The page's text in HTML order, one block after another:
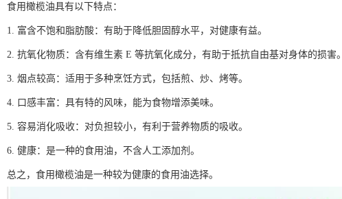
食用橄榄油具有以下特点：
1. 富含不饱和脂肪酸：有助于降低胆固醇水平，对健康有益。
2. 抗氧化物质：含有维生素 E 等抗氧化成分，有助于抵抗自由基对身体的损害。
3. 烟点较高：适用于多种烹饪方式，包括煎、炒、烤等。
4. 口感丰富：具有特的风味，能为食物增添美味。
5. 容易消化吸收：对负担较小，有利于营养物质的吸收。
6. 健康：是一种的食用油，不含人工添加剂。
总之，食用橄榄油是一种较为健康的食用油选择。